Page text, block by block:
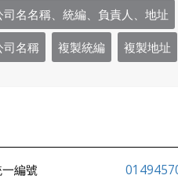
司名名稱、統編、負責人、地址
司名稱 複製統編 複製地址
編號